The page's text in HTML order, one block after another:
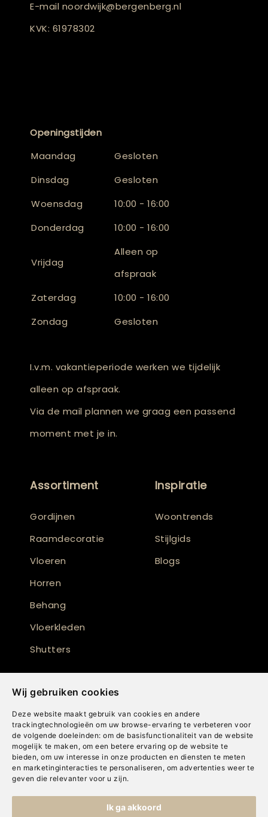
Wij gebruiken cookies
Deze website maakt gebruik van cookies en andere
trackingtechnologieën om uw browse-ervaring te verbeteren voor
de volgende doeleinden: om de basisfunctionaliteit van de website
mogelijk te maken , om een betere ervaring op de website te
bieden, om uw interesse in onze producten en diensten te meten
en marketinginteracties te personaliseren , om advertenties weer te
geven die relevanter voor u zijn.
Ik ga akkoord
E-mail noordwijk@bergenberg.nl
KVK: 61978302
Openingstijden
Maandag
Gesloten
Dinsdag
Gesloten
Woensdag
10:00 - 16:00
Donderdag
10:00 - 16:00
Vrijdag
Alleen op
afspraak
Zaterdag
10:00 - 16:00
Zondag
Gesloten
I.v.m. vakantieperiode werken we tijdelijk
alleen op afspraak.
Via de mail plannen we graag een passend
moment met je in.
Assortiment
Gordijnen
Raamdecoratie
Vloeren
Horren
Behang
Vloerkleden
Shutters
Inspiratie
Woontrends
Stijlgids
Blogs
Cookies